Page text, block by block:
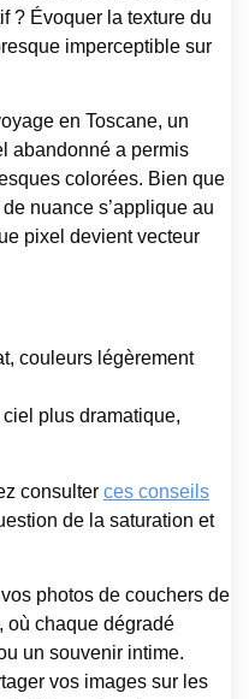
? Évoquer la texture du
imperceptible sur
en Toscane, un
abandonné a permis
colorées. Bien que
nuance s’applique au
pixel devient vecteur
couleurs légèrement
plus dramatique,
consulter ces conseils
de la saturation et
photos de couchers de
où chaque dégradé
un souvenir intime.
vos images sur les